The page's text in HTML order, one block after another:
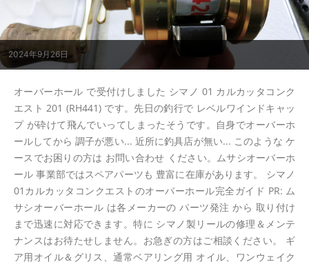
2024年9月26日
オーバーホール で受付けしました シマノ 01 カルカッタコンク
エスト 201 (RH441) です。先日の釣行で レベルワインドキャッ
プ が砕けて飛んでいってしまったそうです。自身でオーバーホ
ールしてから 調子が悪い... 近所に釣具店が無い... このような ケ
ースでお困りの方は お問い合わせ ください。ムサシオーバーホ
ール 事業部ではスペアパーツも 豊富に在庫があります。 シマノ
01カルカッタコンクエストのオーバーホール完全ガイド PR: ム
サシオーバーホール は各メーカーの パーツ発注 から 取り付け
まで迅速に対応できます。特に シマノ製リールの修理＆メンテ
ナンスはお待たせしません。お急ぎの方はご相談ください。 ギ
ア用オイル＆グリス、通常ベアリング用 オイル、ワンウェイク